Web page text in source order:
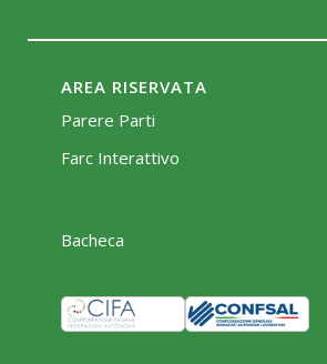
AREA RISERVATA
Parere Parti
Farc Interattivo
Bacheca